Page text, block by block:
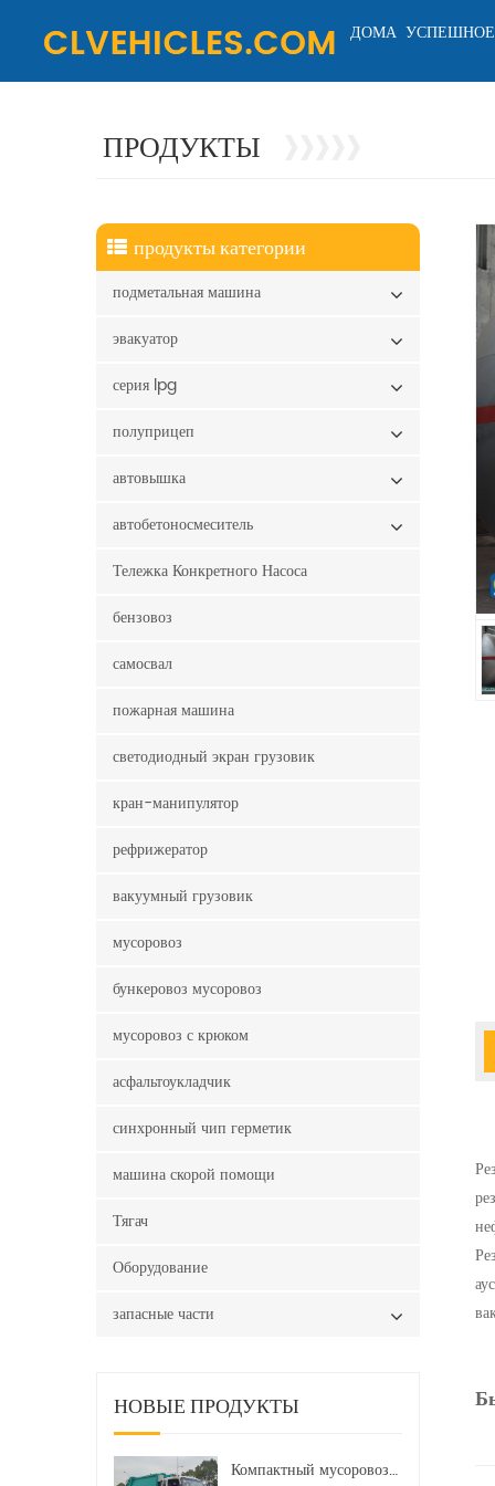
ДОМА
ПРОДУКТЫ
продукты категории
подметальная машина
эвакуатор
серия lpg
полуприцеп
автовышка
автобетоносмеситель
Тележка Конкретного Насоса
бензовоз
самосвал
пожарная машина
светодиодный экран грузовик
кран-манипулятор
рефрижератор
вакуумный грузовик
мусоровоз
бункеровоз мусоровоз
мусоровоз с крюком
асфальтоукладчик
синхронный чип герметик
машина скорой помощи
Тягач
Оборудование
запасные части
НОВЫЕ ПРОДУКТЫ
Компактный мусоровоз HOWO LHD 4x2 160 л.с. 12 куб. м